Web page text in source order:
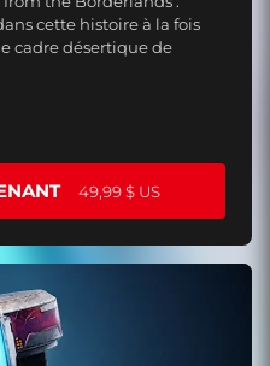
cette histoire à la fois
cadre désertique de
49,99 $ US